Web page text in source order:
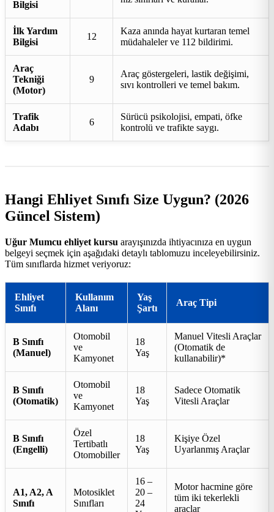
Bilgisi
İlk Yardım
Bilgisi
12
Kaza anında hayat kurtaran temel
müdahaleler ve 112 bildirimi.
Araç
Tekniği
(Motor)
9
Araç göstergeleri, lastik değişimi,
sıvı kontrolleri ve temel bakım.
Trafik
Adabı
6
Sürücü psikolojisi, empati, öfke
kontrolü ve trafikte saygı.
Hangi Ehliyet Sınıfı Size Uygun? (2026
Güncel Sistem)
Uğur Mumcu ehliyet kursu arayışınızda ihtiyacınıza en uygun
belgeyi seçmek için aşağıdaki detaylı tablomuzu inceleyebilirsiniz.
Tüm sınıflarda hizmet veriyoruz:
Ehliyet
Sınıfı
Kullanım
Alanı
Yaş
Şartı
Araç Tipi
B Sınıfı
(Manuel)
Otomobil
ve
Kamyonet
18
Yaş
Manuel Vitesli Araçlar
(Otomatik de
kullanabilir)*
B Sınıfı
(Otomatik)
Otomobil
ve
Kamyonet
18
Yaş
Sadece Otomatik
Vitesli Araçlar
B Sınıfı
(Engelli)
Özel
Tertibatlı
Otomobiller
18
Yaş
Kişiye Özel
Uyarlanmış Araçlar
A1, A2, A
Sınıfı
Motosiklet
Sınıfları
16 –
20 –
24
Motor hacmine göre
tüm iki tekerlekli
araçlar